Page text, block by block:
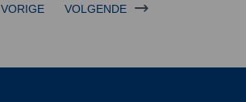
VORIGE VOLGENDE